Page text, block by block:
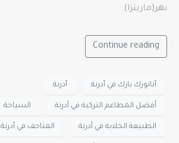
نهر(ماريتزا).
Continue reading
أتاتورك بارك في أدرنة أدرنة
أفضل المطاعم التركية في أدرنة السياحة
الطبيعة الخلابة في أدرنة المتاحف في أدرنة